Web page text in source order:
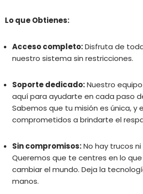
Lo que Obtienes:
Acceso completo:Disfruta de
nuestro sistema sin restricciones.
Soporte dedicado:Nuestro
aquí para ayudarte en cada paso
Sabemos que tu misión es única, y
comprometidos a brindarte el
Sin compromisos:No hay trucos
Queremos que te centres en lo
cambiar el mundo. Deja la
manos.